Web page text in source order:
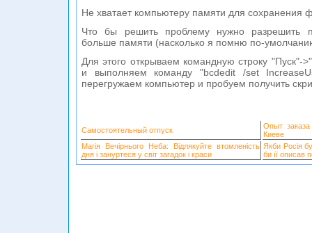
Не хватает компьютеру памяти для сохранения
Что бы решить проблему нужно разрешить
больше памяти (насколько я помню по-
Для этого открываем командную строку "Пуск"-
и выполняем команду "bcdedit /set
перегружаем компьютер и пробуем получить
Самостоятельный отпуск
Опыт
Киеве
Магія Вечірнього Неба: Відлякуйте втомленість
дня і зануртеся у світ загадок і краси
Якби Росія
би її описав